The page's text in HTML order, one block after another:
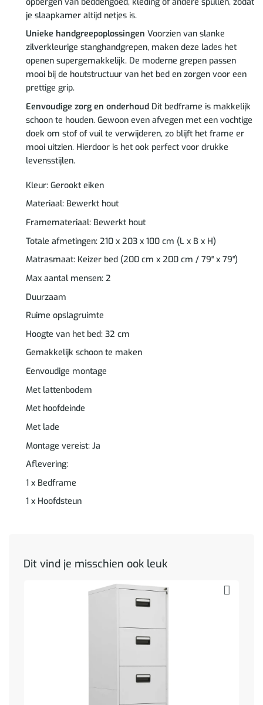
je slaapkamer altijd netjes is.
Unieke handgreepoplossingen Voorzien van slanke
zilverkleurige stanghandgrepen, maken deze lades het
openen supergemakkelijk. De moderne grepen passen
mooi bij de houtstructuur van het bed en zorgen voor een
prettige grip.
Eenvoudige zorg en onderhoudDit bedframe is makkelijk
schoon te houden. Gewoon even afvegen met een vochtige
doek om stof of vuil te verwijderen, zo blijft het frame er
mooi uitzien. Hierdoor is het ook perfect voor drukke
levensstijlen.
Kleur: Gerookt eiken
Materiaal: Bewerkt hout
Framemateriaal: Bewerkt hout
Totale afmetingen: 210 x 203 x 100 cm (L x B x H)
Matrasmaat: Keizer bed (200 cm x 200 cm / 79″ x 79″)
Max aantal mensen: 2
Duurzaam
Ruime opslagruimte
Hoogte van het bed: 32 cm
Gemakkelijk schoon te maken
Eenvoudige montage
Met lattenbodem
Met hoofdeinde
Met lade
Montage vereist: Ja
Aflevering:
1 x Bedframe
1 x Hoofdsteun
Dit vind je misschien ook leuk